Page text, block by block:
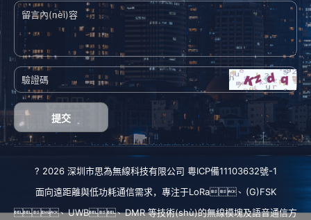
提交
? 2026 深圳市思為無線科技有限公司 粵ICP備11103632號-1
面向遠距離與低功耗通信需求，專注于LoRa、 (G)FSK
、UWB、DMR等技術(shù)的無線模塊及語音通信方